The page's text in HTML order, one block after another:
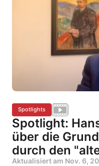
Spotlights
Spotlight:
über die
durch den
Aktualisiert am Nov. 6,